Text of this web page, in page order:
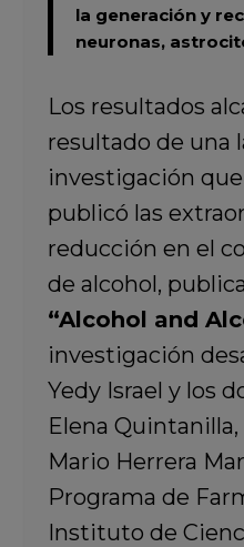
la generación y
neuronas,
Los resultados
resultado de una
investigación que
publicó las
reducción en el
de alcohol,
“Alcohol and
investigación
Yedy Israel y los
Elena Quintanilla,
Mario Herrera
Programa de
Instituto de